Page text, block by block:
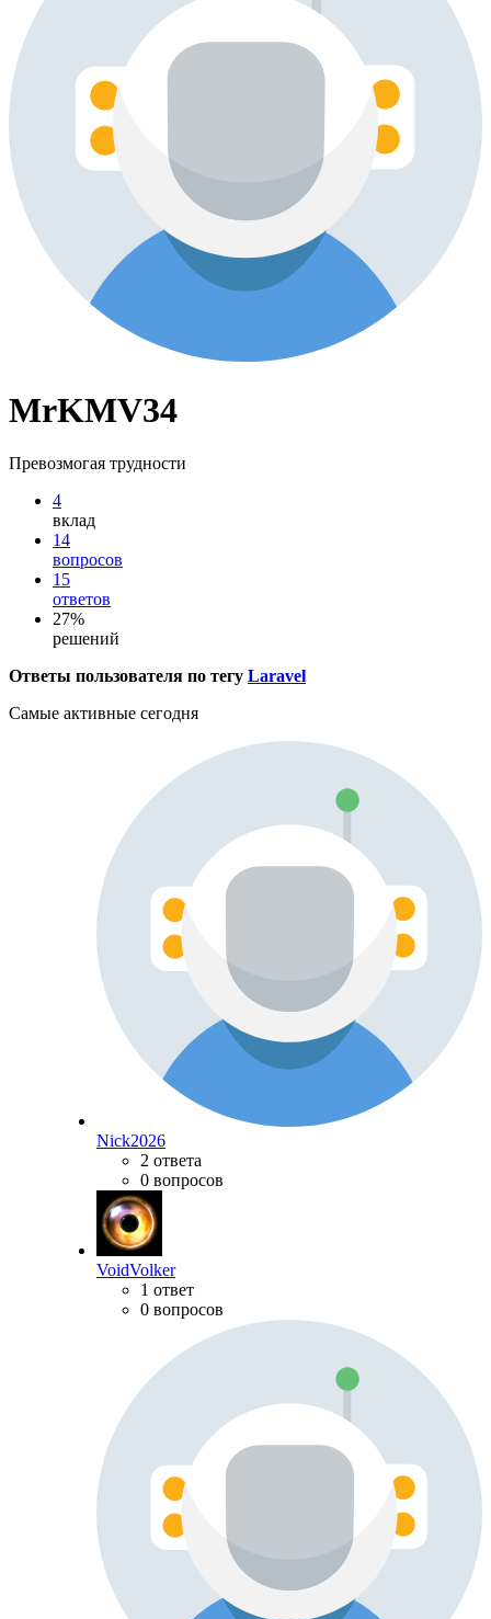
MrKMV34
Превозмогая трудности
4
вклад
14
вопросов
15
ответов
27%
решений
Ответы пользователя по тегу Laravel
Самые активные сегодня
Nick2026
2 ответа
0 вопросов
VoidVolker
1 ответ
0 вопросов